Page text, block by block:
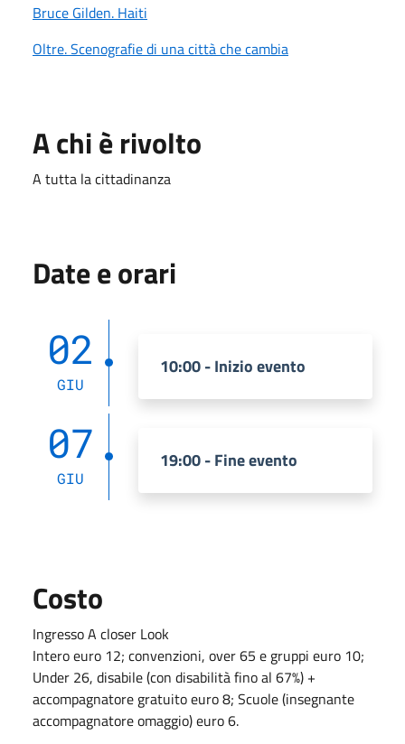
Bruce Gilden. Haiti
Oltre. Scenografie di una città che cambia
A chi è rivolto
A tutta la cittadinanza
Date e orari
02
GIU
10:00 - Inizio evento
07
GIU
19:00 - Fine evento
Costo
Ingresso A closer Look
Intero euro 12; convenzioni, over 65 e gruppi euro 10;
Under 26, disabile (con disabilità fino al 67%) +
accompagnatore gratuito euro 8; Scuole (insegnante
accompagnatore omaggio) euro 6.